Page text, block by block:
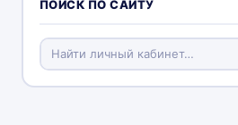
ПОИСК ПО САЙТУ